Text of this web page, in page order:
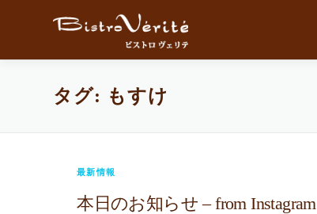
タグ: もすけ
最新情報
本日のお知らせ – from Instagram